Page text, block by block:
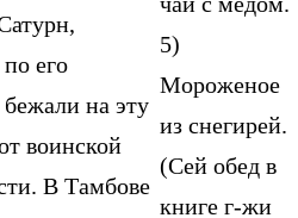
его
на эту
воинской
В Тамбове
5)
Мороженое
из снегирей.
(Сей обед в
книге г-жи